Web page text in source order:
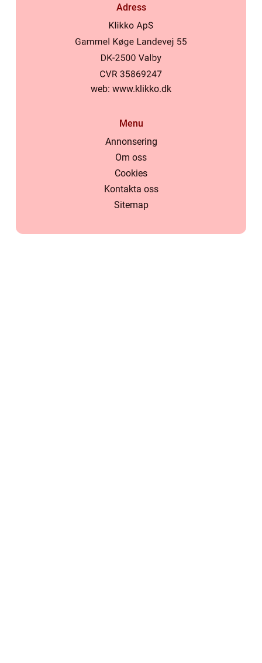
Adress
web: www.klikko.dk
Menu
Annonsering
Om oss
Cookies
Kontakta oss
Sitemap